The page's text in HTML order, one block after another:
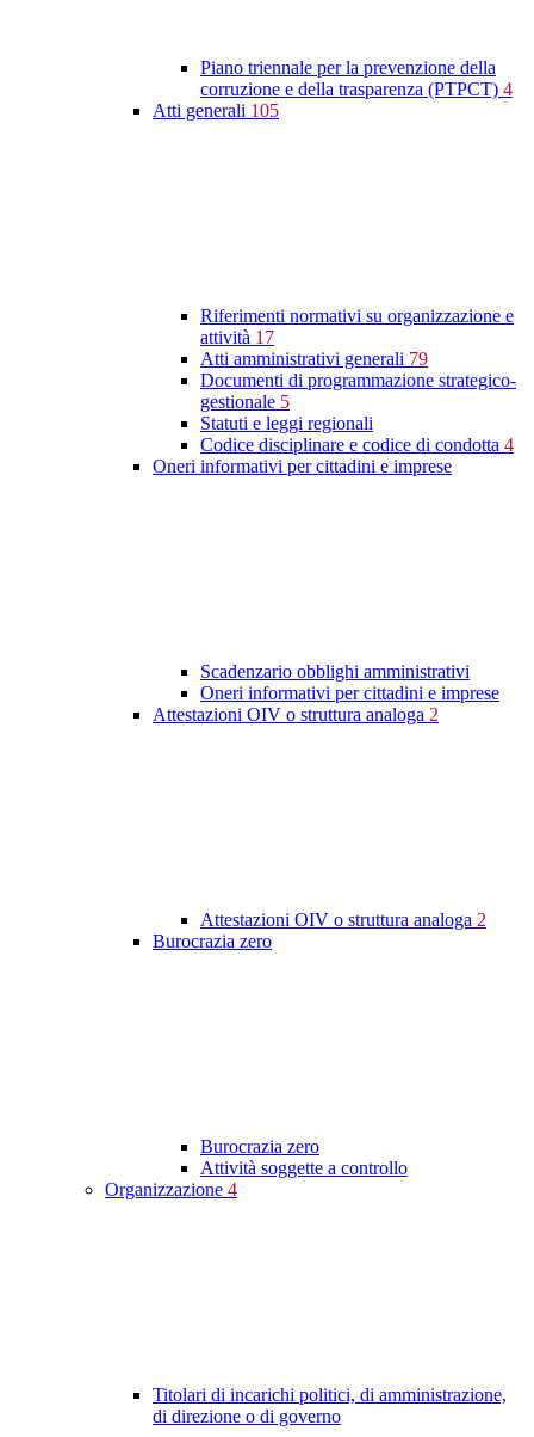
Piano triennale per la prevenzione della
corruzione e della trasparenza (PTPCT) 4
Atti generali 105
Riferimenti normativi su organizzazione e
attività 17
Atti amministrativi generali 79
Documenti di programmazione strategico-
gestionale 5
Statuti e leggi regionali
Codice disciplinare e codice di condotta 4
Oneri informativi per cittadini e imprese
Scadenzario obblighi amministrativi
Oneri informativi per cittadini e imprese
Attestazioni OIV o struttura analoga 2
Attestazioni OIV o struttura analoga 2
Burocrazia zero
Burocrazia zero
Attività soggette a controllo
Organizzazione 4
Titolari di incarichi politici, di amministrazione,
di direzione o di governo